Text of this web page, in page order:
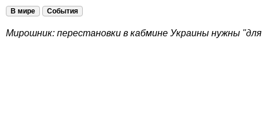
В мире События
Мирошник: перестановки в кабмине Украины нужны "для